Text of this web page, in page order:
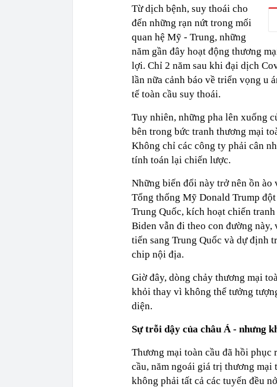
Từ dịch bệnh, suy thoái cho
đến những rạn nứt trong mối
quan hệ Mỹ - Trung, những
năm gần đây hoạt động thương
lợi. Chỉ 2 năm sau khi đại dịch
lần nữa cảnh báo về triển vọng u
tế toàn cầu suy thoái.
Tuy nhiên, những pha lên xuống
bên trong bức tranh thương mại
Không chỉ các công ty phải cân
tính toán lại chiến lược.
Những biến đổi này trở nên ồn
Tổng thống Mỹ Donald Trump
Trung Quốc, kích hoạt chiến
Biden vẫn đi theo con đường này,
tiến sang Trung Quốc và dự định
chip nội địa.
Giờ đây, dòng chảy thương mại
khỏi thay vì không thể tưởng
diện.
Sự trỗi dậy của châu Á - nhưng
Thương mại toàn cầu đã hồi phục
cầu, năm ngoái giá trị thương mại
không phải tất cả các tuyến đều